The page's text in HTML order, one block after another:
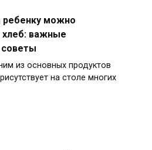
ребенку можно
хлеб: важные
из основных продуктов
на столе многих